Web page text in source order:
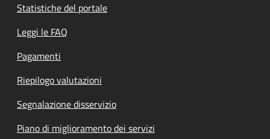
Statistiche del portale
Leggi le FAQ
Pagamenti
Riepilogo valutazioni
Segnalazione disservizio
Piano di miglioramento dei servizi